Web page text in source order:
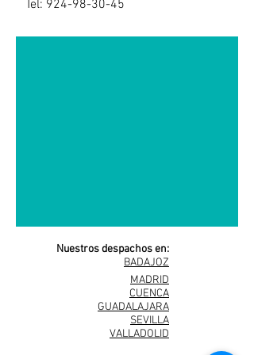
Tel: 924-98-30-45
Nuestros despachos en:
BADAJOZ
MADRID
CUENCA
GUADALAJARA
SEVILLA
VALLADOLID